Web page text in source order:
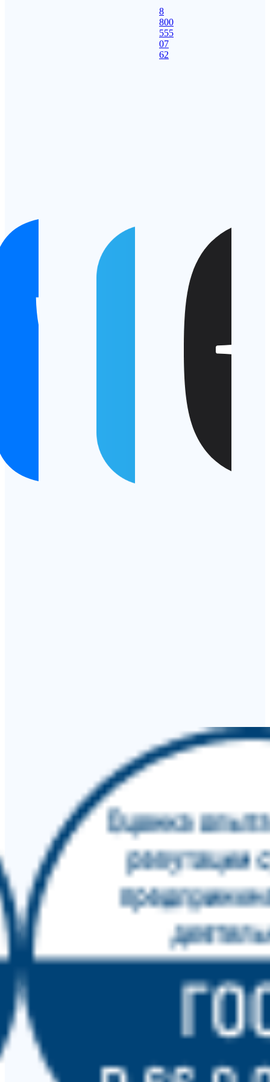
8
800
555
07
62